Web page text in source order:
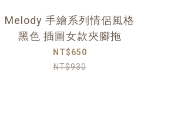
Melody 手繪系列情侶風格
黑色 插圖女款夾腳拖
NT$650
NT$930